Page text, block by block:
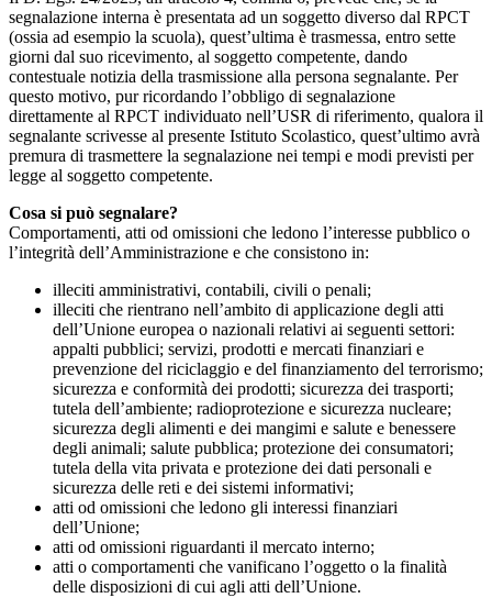
segnalazione interna è presentata ad un soggetto diverso dal RPCT
(ossia ad esempio la scuola), quest’ultima è trasmessa, entro sette
giorni dal suo ricevimento, al soggetto competente, dando
contestuale notizia della trasmissione alla persona segnalante. Per
questo motivo, pur ricordando l’obbligo di segnalazione
direttamente al RPCT individuato nell’USR di riferimento, qualora il
segnalante scrivesse al presente Istituto Scolastico, quest’ultimo avrà
premura di trasmettere la segnalazione nei tempi e modi previsti per
legge al soggetto competente.
Cosa si può segnalare?
Comportamenti, atti od omissioni che ledono l’interesse pubblico o
l’integrità dell’Amministrazione e che consistono in:
illeciti amministrativi, contabili, civili o penali;
illeciti che rientrano nell’ambito di applicazione degli atti
dell’Unione europea o nazionali relativi ai seguenti settori:
appalti pubblici; servizi, prodotti e mercati finanziari e
prevenzione del riciclaggio e del finanziamento del terrorismo;
sicurezza e conformità dei prodotti; sicurezza dei trasporti;
tutela dell’ambiente; radioprotezione e sicurezza nucleare;
sicurezza degli alimenti e dei mangimi e salute e benessere
degli animali; salute pubblica; protezione dei consumatori;
tutela della vita privata e protezione dei dati personali e
sicurezza delle reti e dei sistemi informativi;
atti od omissioni che ledono gli interessi finanziari
dell’Unione;
atti od omissioni riguardanti il mercato interno;
atti o comportamenti che vanificano l’oggetto o la finalità
delle disposizioni di cui agli atti dell’Unione.